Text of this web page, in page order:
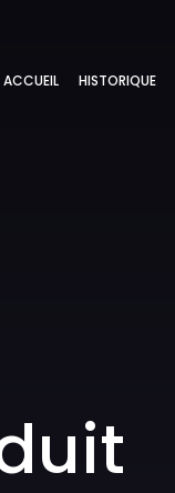
ACCUEIL HISTORIQUE